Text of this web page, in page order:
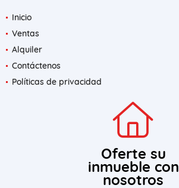
Inicio
Ventas
Alquiler
Contáctenos
Políticas de privacidad
Oferte su
inmueble con
nosotros